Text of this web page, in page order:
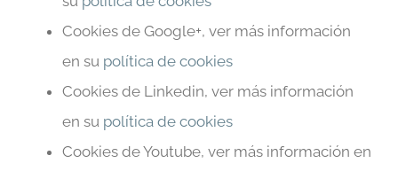
Cookies de Google+, ver más información
en su política de cookies
Cookies de Linkedin, ver más información
en su política de cookies
Cookies de Youtube, ver más información en